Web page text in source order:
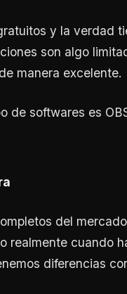
y la verdad
son algo
manera excelente.
de softwares es
del
realmente cuando
diferencias